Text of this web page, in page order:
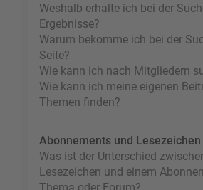
Weshalb erhalte ich bei der
Ergebnisse?
Warum bekomme ich bei der
Seite?
Wie kann ich nach Mitgliedern
Wie kann ich meine eigenen
Themen finden?
Abonnements und Lesezeichen
Was ist der Unterschied
Lesezeichen und einem